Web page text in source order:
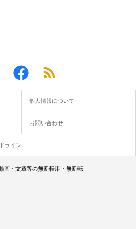
個人情報について
お問い合わせ
ライン
画・文章等の無断転用・無断転